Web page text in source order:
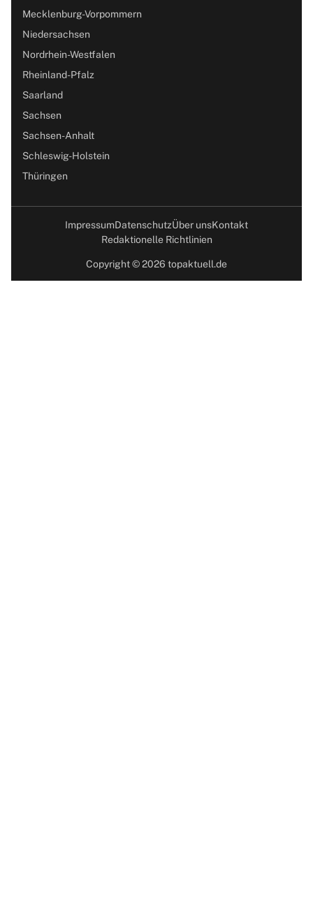
Mecklenburg-Vorpommern
Niedersachsen
Nordrhein-Westfalen
Rheinland-Pfalz
Saarland
Sachsen
Sachsen-Anhalt
Schleswig-Holstein
Thüringen
ImpressumDatenschutzÜber unsKontakt
Redaktionelle Richtlinien
Copyright © 2026 topaktuell.de